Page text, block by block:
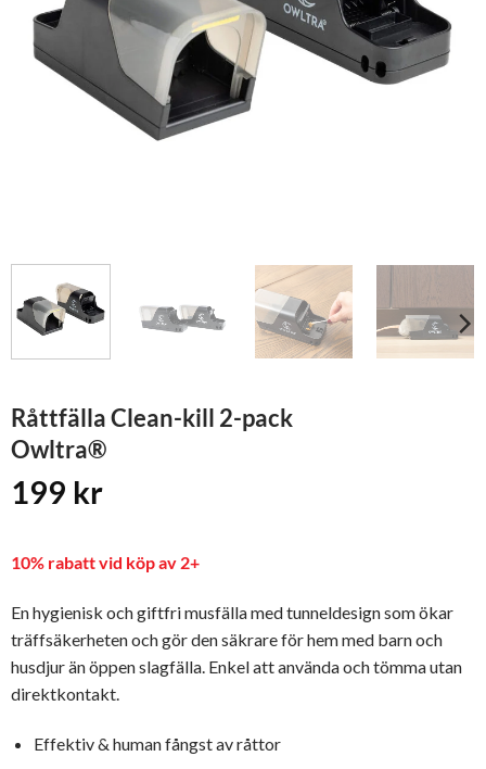
Råttfälla Clean-kill 2-pack
Owltra®
199 kr
10% rabatt vid köp av 2+
En hygienisk och giftfri musfälla med tunneldesign som ökar
träffsäkerheten och gör den säkrare för hem med barn och
husdjur än öppen slagfälla. Enkel att använda och tömma utan
direktkontakt.
Effektiv & human fångst av råttor